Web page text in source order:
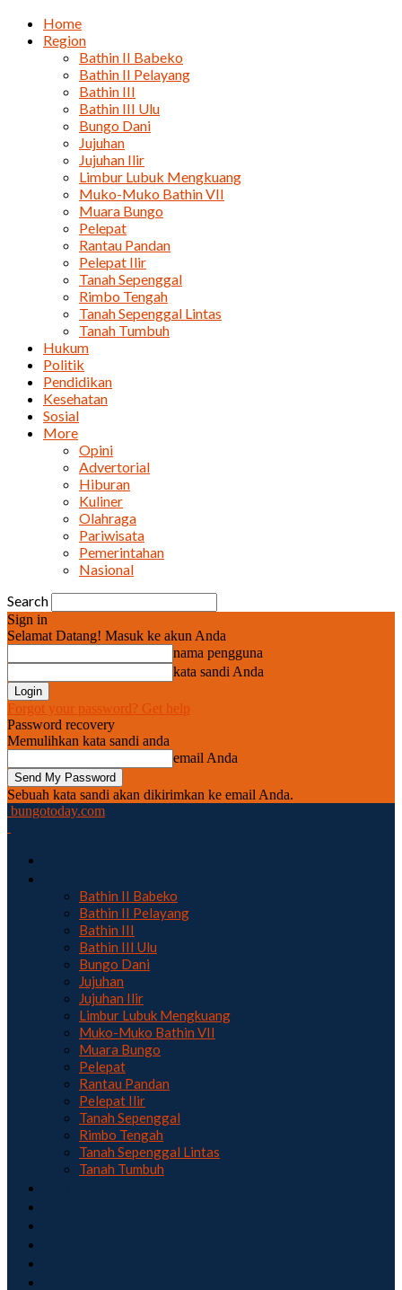
Home
Region
Bathin II Babeko
Bathin II Pelayang
Bathin III
Bathin III Ulu
Bungo Dani
Jujuhan
Jujuhan Ilir
Limbur Lubuk Mengkuang
Muko-Muko Bathin VII
Muara Bungo
Pelepat
Rantau Pandan
Pelepat Ilir
Tanah Sepenggal
Rimbo Tengah
Tanah Sepenggal Lintas
Tanah Tumbuh
Hukum
Politik
Pendidikan
Kesehatan
Sosial
More
Opini
Advertorial
Hiburan
Kuliner
Olahraga
Pariwisata
Pemerintahan
Nasional
Search
Sign in
Selamat Datang! Masuk ke akun Anda
nama pengguna
kata sandi Anda
Forgot your password? Get help
Password recovery
Memulihkan kata sandi anda
email Anda
Sebuah kata sandi akan dikirimkan ke email Anda.
bungotoday.com
Bathin II Babeko
Bathin II Pelayang
Bathin III
Bathin III Ulu
Bungo Dani
Jujuhan
Jujuhan Ilir
Limbur Lubuk Mengkuang
Muko-Muko Bathin VII
Muara Bungo
Pelepat
Rantau Pandan
Pelepat Ilir
Tanah Sepenggal
Rimbo Tengah
Tanah Sepenggal Lintas
Tanah Tumbuh